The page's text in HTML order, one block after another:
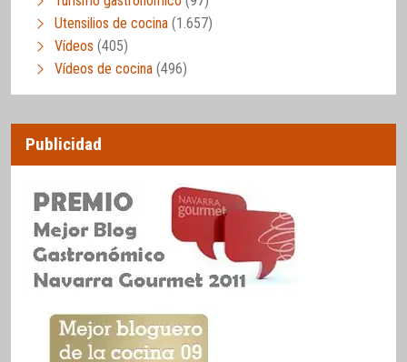
Utensilios de cocina (1.657)
Vídeos (405)
Vídeos de cocina (496)
Publicidad